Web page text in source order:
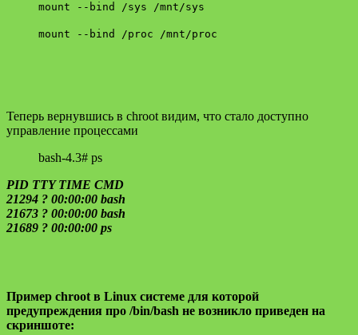
mount --bind /sys /mnt/sys
mount --bind /proc /mnt/proc
Теперь вернувшись в chroot видим, что стало доступно
управление процессами
bash-4.3# ps
PID TTY TIME CMD
21294 ? 00:00:00 bash
21673 ? 00:00:00 bash
21689 ? 00:00:00 ps
Пример chroot в Linux системе для которой
предупреждения про /bin/bash не возникло приведен на
скриншоте: